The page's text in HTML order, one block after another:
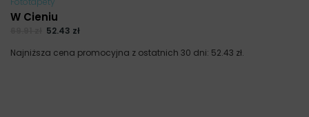
W Cieniu
52.43 zł
Najniższa cena promocyjna z ostatnich 30 dni: 52.43 zł.